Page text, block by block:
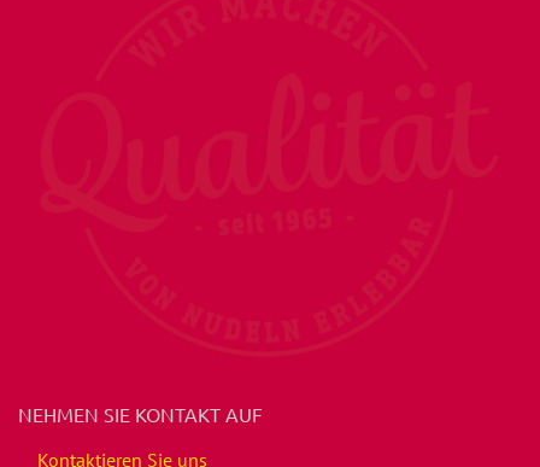
NEHMEN SIE KONTAKT AUF
Kontaktieren Sie uns